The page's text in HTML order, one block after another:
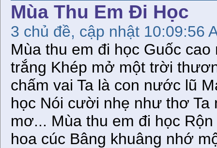
Mùa Thu Em Đi Học
3 chủ đề, cập nhật 10:09:56
Mùa thu em đi học Guốc
trắng Khép mở một trời
chấm vai Ta là con nước lũ
học Nói cười nhẹ như thơ
mơ... Mùa thu em đi học
hoa cúc Bâng khuâng nhớ